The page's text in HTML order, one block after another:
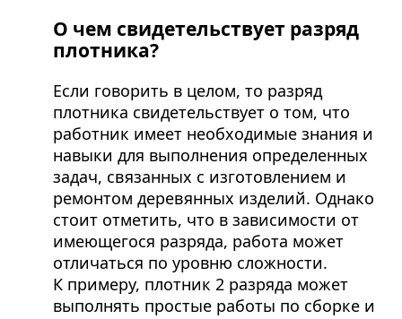
О чем свидетельствует разряд
плотника?
Если говорить в целом, то разряд
плотника свидетельствует о том, что
работник имеет необходимые знания и
навыки для выполнения определенных
задач, связанных с изготовлением и
ремонтом деревянных изделий. Однако
стоит отметить, что в зависимости от
имеющегося разряда, работа может
отличаться по уровню сложности.
К примеру, плотник 2 разряда может
выполнять простые работы по сборке и